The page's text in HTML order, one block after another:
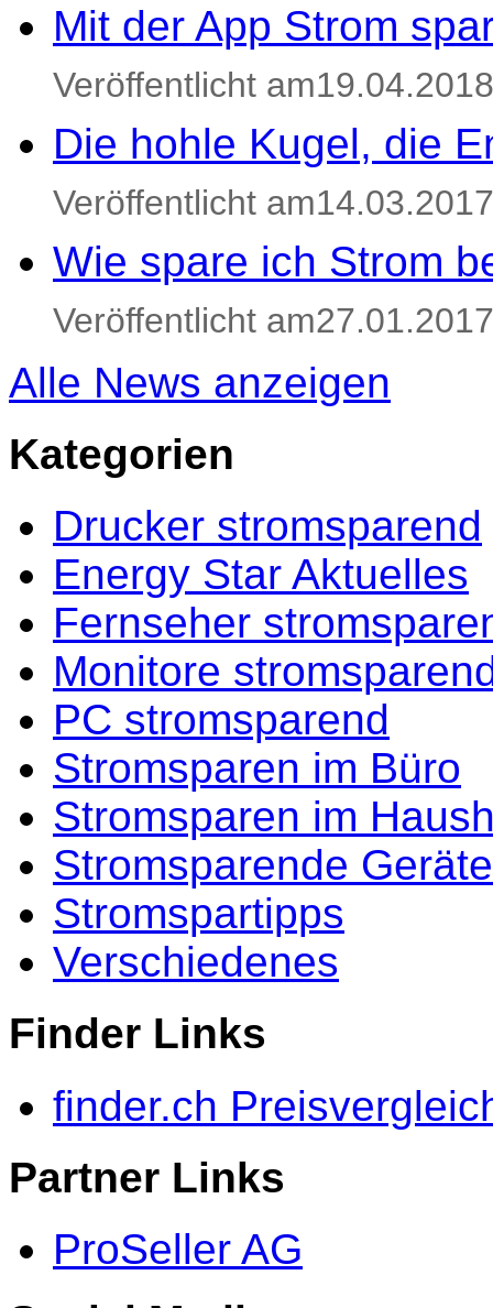
Mit der App Strom
Veröffentlicht am19.04.2018
Die hohle Kugel, die
Veröffentlicht am14.03.2017
Wie spare ich Strom
Veröffentlicht am27.01.2017
Alle News anzeigen
Kategorien
Drucker stromsparend
Energy Star Aktuelles
Fernseher
Monitore
PC stromsparend
Stromsparen im Büro
Stromsparen im
Stromsparende Geräte
Stromspartipps
Verschiedenes
Finder Links
finder.ch
Partner Links
ProSeller AG